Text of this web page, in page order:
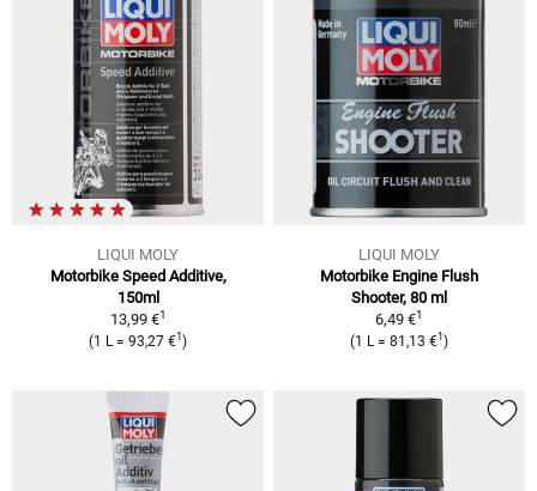
LIQUI MOLY
Motorbike Speed Additive,
150ml
13,99 €1
(1 L = 93,27 €1 )
LIQUI MOLY
Motorbike Engine Flush
Shooter, 80 ml
6,49 €1
(1 L = 81,13 €1 )